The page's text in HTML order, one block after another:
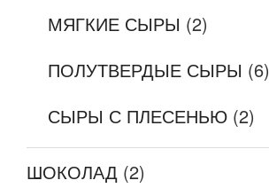
МЯГКИЕ СЫРЫ (2)
ПОЛУТВЕРДЫЕ СЫРЫ (6)
СЫРЫ С ПЛЕСЕНЬЮ (2)
ШОКОЛАД (2)